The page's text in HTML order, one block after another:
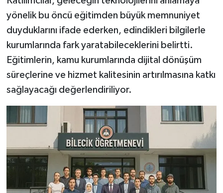
yönelik bu öncü eğitimden büyük memnuniyet
duyduklarını ifade ederken, edindikleri bilgilerle
kurumlarında fark yaratabileceklerini belirtti.
Eğitimlerin, kamu kurumlarında dijital dönüşüm
süreçlerine ve hizmet kalitesinin artırılmasına katkı
sağlayacağı değerlendiriliyor.